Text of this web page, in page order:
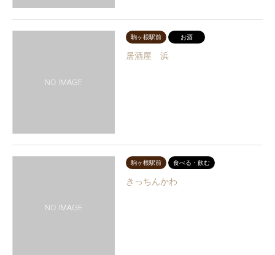
駒ヶ根駅前 お酒
居酒屋 浜
駒ヶ根駅前 食べる・飲む
きっちんかわ